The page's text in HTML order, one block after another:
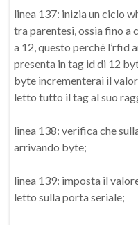
linea 137: inizia un ciclo
tra parentesi, ossia fino a
a 12, questo perchè l’rfid
presenta in tag id di 12
byte incrementerai il
letto tutto il tag al suo
linea 138: verifica che
arrivando byte;
linea 139: imposta il
letto sulla porta seriale;